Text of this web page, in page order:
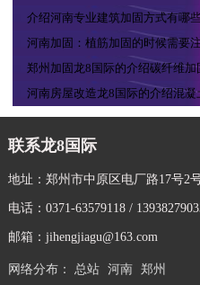
介绍河南专业建筑加固方式有哪
河南加固：植筋加固的时候需要
郑州加固龙8国际的介绍碳纤维加
河南房屋改造龙8国际的介绍混
联系龙8国际
地址：郑州市中原区电厂路17号2
电话：0371-63579118 /
邮箱： jihengjiagu@163.com
网络分布： 总站 河南 郑州